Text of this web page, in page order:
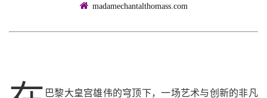
madamechantalthomass.com
巴黎大皇宫雄伟的穹顶下，一场艺术与创新的非凡